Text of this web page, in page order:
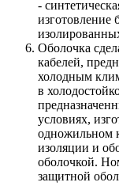
-
изготовление
Оболочка
кабелей,
холодным
в
условиях,
одножильном
изоляции и
оболочкой.
защитной